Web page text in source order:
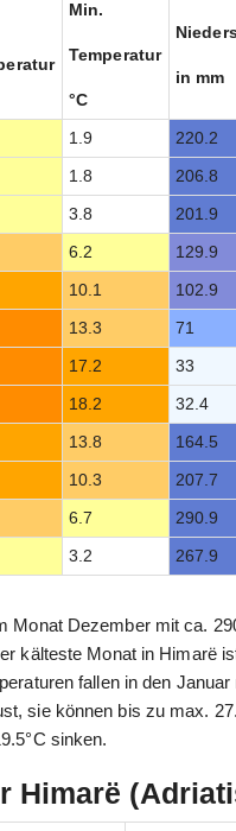
Min.
Temperatur
°C
in mm
1.9 220.2
1.8 206.8
3.8 201.9
6.2 129.9
10.1 102.9
13.3 71
17.2 33
18.2 32.4
13.8 164.5
10.3 207.7
6.7 290.9
3.2 267.9
Monat Dezember mit ca.
kälteste Monat in Himarë
fallen in den
sie können bis zu max.
sinken.
Himarë